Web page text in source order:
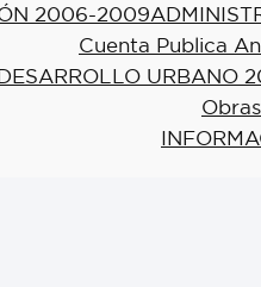
2006-2009
Cuenta Publica
URBANO